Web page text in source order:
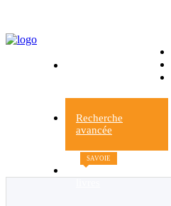
Recherche
avancée
Nouveaux
SAVOIE